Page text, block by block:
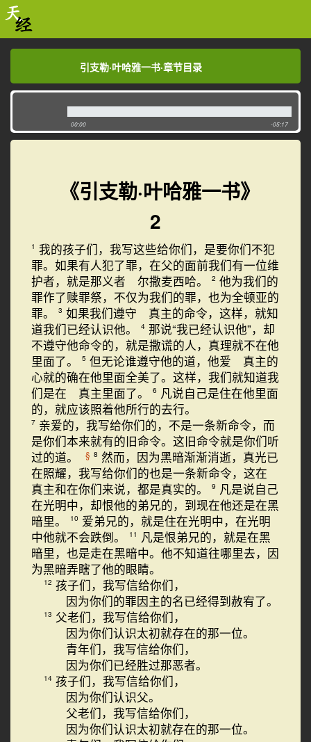
引支勒·叶哈雅一书·章节目录
引支勒·叶哈雅一书·章节目录
00:00 -05:17
《引支勒·叶哈雅一书》
2
1 我的孩子们，我写这些给你们，是要你们不犯
罪。如果有人犯了罪，在父的面前我们有一位维
护者，就是那义者 尔撒麦西哈。
2 他为我们的
罪作了赎罪祭，不仅为我们的罪，也为全顿亚的
罪。
3 如果我们遵守 真主的命令，这样，就知
道我们已经认识他。
4 那说“我已经认识他”，却
不遵守他命令的，就是撒谎的人，真理就不在他
里面了。
5 但无论谁遵守他的道，他爱 真主的
心就的确在他里面全美了。这样，我们就知道我
们是在 真主里面了。
6 凡说自己是住在他里面
的，就应该照着他所行的去行。
7 亲爱的，我写给你们的，不是一条新命令，而
是你们本来就有的旧命令。这旧命令就是你们听
过的道。
§ 8 然而，因为黑暗渐渐消逝，真光已
在照耀，我写给你们的也是一条新命令，这在
真主和在你们来说，都是真实的。
9 凡是说自己
在光明中，却恨他的弟兄的，到现在他还是在黑
暗里。
10 爱弟兄的，就是住在光明中，在光明
中他就不会跌倒。
11 凡是恨弟兄的，就是在黑
暗里，也是走在黑暗中。他不知道往哪里去，因
为黑暗弄瞎了他的眼睛。
12 孩子们，我写信给你们，
因为你们的罪因主的名已经得到赦宥了。
13 父老们，我写信给你们，
因为你们认识太初就存在的那一位。
青年们，我写信给你们，
因为你们已经胜过那恶者。
14 孩子们，我写信给你们，
因为你们认识父。
父老们，我写信给你们，
因为你们认识太初就存在的那一位。